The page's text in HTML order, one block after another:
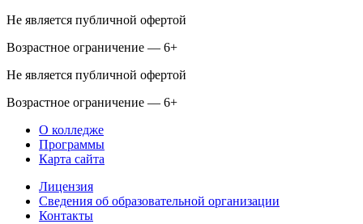
Не является публичной офертой
Возрастное ограничение — 6+
Не является публичной офертой
Возрастное ограничение — 6+
О колледже
Программы
Карта сайта
Лицензия
Сведения об образовательной организации
Контакты